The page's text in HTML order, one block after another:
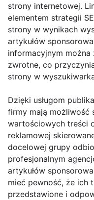
strony internetowej.
elementem strategii
strony w wynikach
artykułów
informacyjnym
zwrotne, co
strony w
Dzięki usługom
firmy mają możliwość
wartościowych treści
reklamowej
docelowej grupy
profesjonalnym
artykułów
mieć pewność, że ich
przedstawione i